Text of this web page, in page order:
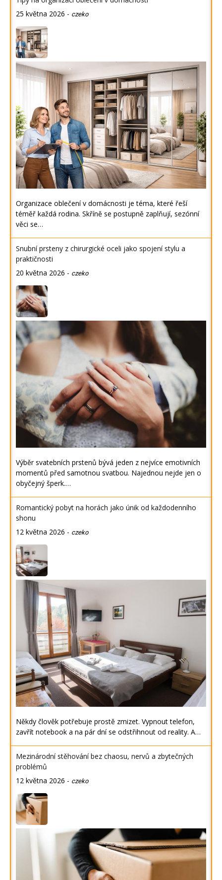
25 května 2026 - czeko
Organizace oblečení v domácnosti je téma, které řeší
téměř každá rodina. Skříně se postupně zaplňují, sezónní
věci se…
Snubní prsteny z chirurgické oceli jako spojení stylu a
praktičnosti
20 května 2026 - czeko
Výběr svatebních prstenů bývá jeden z nejvíce emotivních
momentů před samotnou svatbou. Najednou nejde jen o
obyčejný šperk.…
Romantický pobyt na horách jako únik od každodenního
shonu
12 května 2026 - czeko
Někdy člověk potřebuje prostě zmizet. Vypnout telefon,
zavřít notebook a na pár dní se odstřihnout od reality. A…
Mezinárodní stěhování bez chaosu, nervů a zbytečných
problémů
12 května 2026 - czeko